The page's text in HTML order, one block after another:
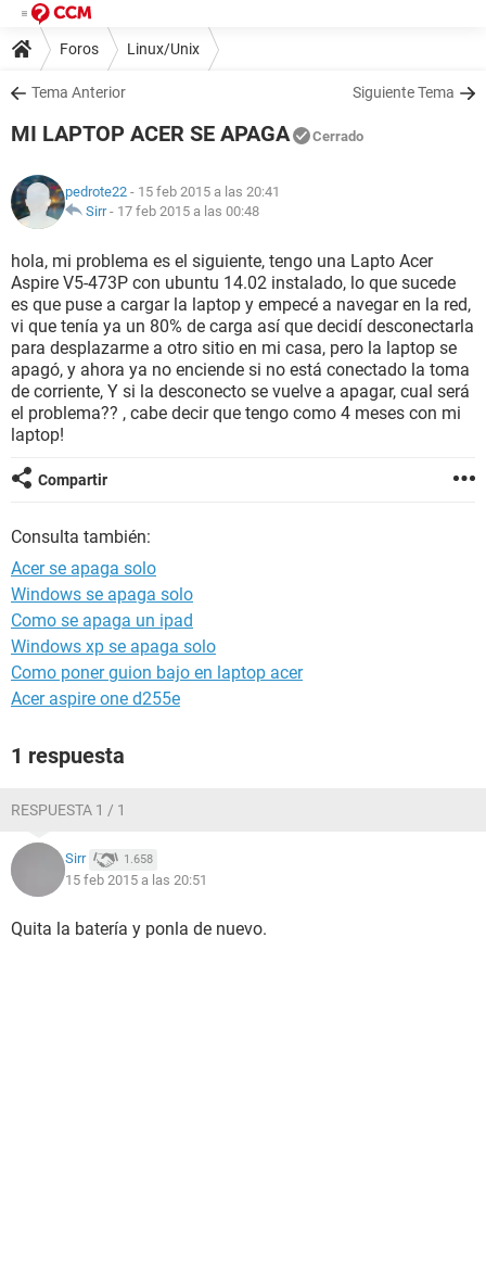
Foros Linux/Unix
Tema Anterior Siguiente Tema
MI LAPTOP ACER SE APAGA Cerrado
pedrote22 - 15 feb 2015 a las 20:41
Sirr- 17 feb 2015 a las 00:48
hola, mi problema es el siguiente, tengo una Lapto Acer
Aspire V5-473P con ubuntu 14.02 instalado, lo que sucede
es que puse a cargar la laptop y empecé a navegar en la red,
vi que tenía ya un 80% de carga así que decidí desconectarla
para desplazarme a otro sitio en mi casa, pero la laptop se
apagó, y ahora ya no enciende si no está conectado la toma
de corriente, Y si la desconecto se vuelve a apagar, cual será
el problema?? , cabe decir que tengo como 4 meses con mi
laptop!
Compartir
Consulta también:
Acer se apaga solo
Windows se apaga solo
Como se apaga un ipad
Windows xp se apaga solo
Como poner guion bajo en laptop acer
Acer aspire one d255e
1 respuesta
RESPUESTA 1 / 1
Sirr 1.658
15 feb 2015 a las 20:51
Quita la batería y ponla de nuevo.